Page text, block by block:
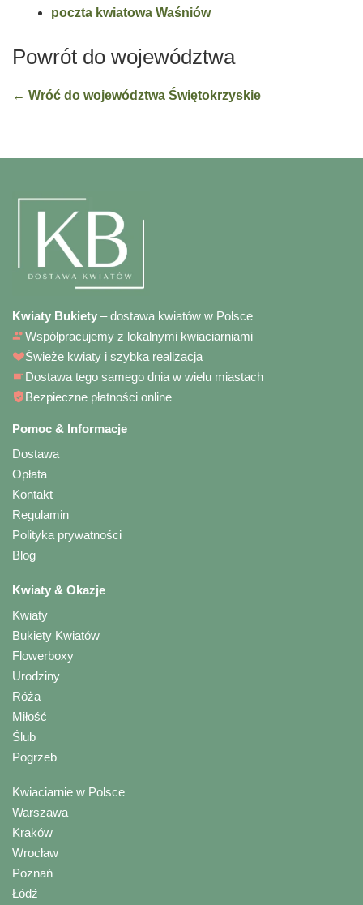
poczta kwiatowa Waśniów
Powrót do województwa
← Wróć do województwa Świętokrzyskie
Kwiaty Bukiety – dostawa kwiatów w Polsce
Współpracujemy z lokalnymi kwiaciarniami
Świeże kwiaty i szybka realizacja
Dostawa tego samego dnia w wielu miastach
Bezpieczne płatności online
Pomoc & Informacje
Dostawa
Opłata
Kontakt
Regulamin
Polityka prywatności
Blog
Kwiaty & Okazje
Kwiaty
Bukiety Kwiatów
Flowerboxy
Urodziny
Róża
Miłość
Ślub
Pogrzeb
Kwiaciarnie w Polsce
Warszawa
Kraków
Wrocław
Poznań
Łódź